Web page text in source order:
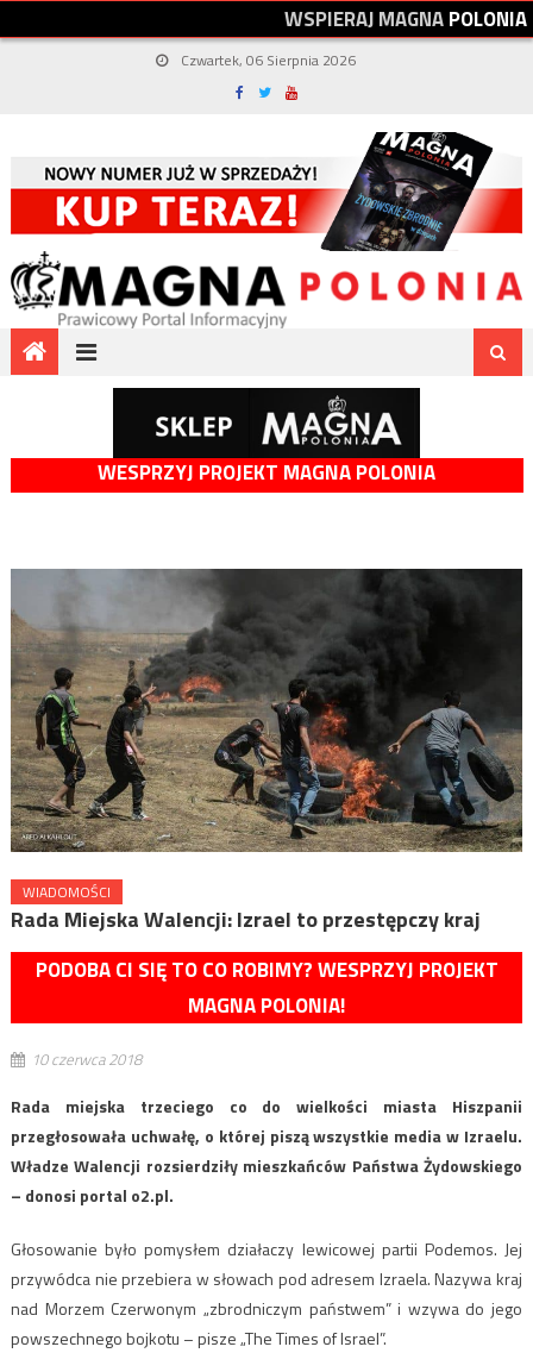
WSPIERAJMAGNAPOLONIA
Czwartek, 06 Sierpnia 2026
WESPRZYJ PROJEKT MAGNA POLONIA
WIADOMOŚCI
Rada Miejska Walencji: Izrael to przestępczy kraj
PODOBA CI SIĘ TO CO ROBIMY? WESPRZYJ PROJEKT
MAGNA POLONIA!
10 czerwca 2018
Rada miejska trzeciego co do wielkości miasta Hiszpanii
przegłosowała uchwałę, o której piszą wszystkie media w Izraelu.
Władze Walencji rozsierdziły mieszkańców Państwa Żydowskiego
– donosi portal o2.pl.
Głosowanie było pomysłem działaczy lewicowej partii Podemos. Jej
przywódca nie przebiera w słowach pod adresem Izraela. Nazywa kraj
nad Morzem Czerwonym „zbrodniczym państwem” i wzywa do jego
powszechnego bojkotu – pisze „The Times of Israel”.